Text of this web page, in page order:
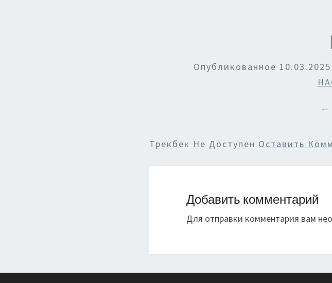
Опубликованное 10.03.2025
←
Трекбек Не Доступен Оставить
Добавить комментарий
Для отправки комментария вам